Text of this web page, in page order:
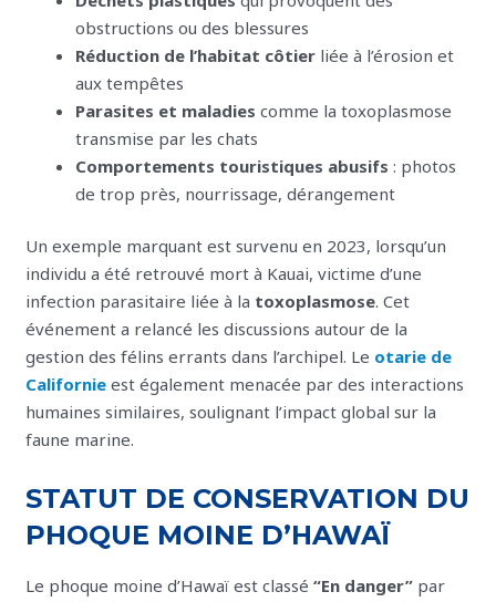
obstructions ou des blessures
Réduction de l’habitat côtier liée à l’érosion et
aux tempêtes
Parasites et maladies comme la toxoplasmose
transmise par les chats
Comportements touristiques abusifs : photos
de trop près, nourrissage, dérangement
Un exemple marquant est survenu en 2023, lorsqu’un
individu a été retrouvé mort à Kauai, victime d’une
infection parasitaire liée à la toxoplasmose. Cet
événement a relancé les discussions autour de la
gestion des félins errants dans l’archipel. Le otarie de
Californie est également menacée par des interactions
humaines similaires, soulignant l’impact global sur la
faune marine.
STATUT DE CONSERVATION DU
PHOQUE MOINE D’HAWAÏ
Le phoque moine d’Hawaï est classé“En danger” par